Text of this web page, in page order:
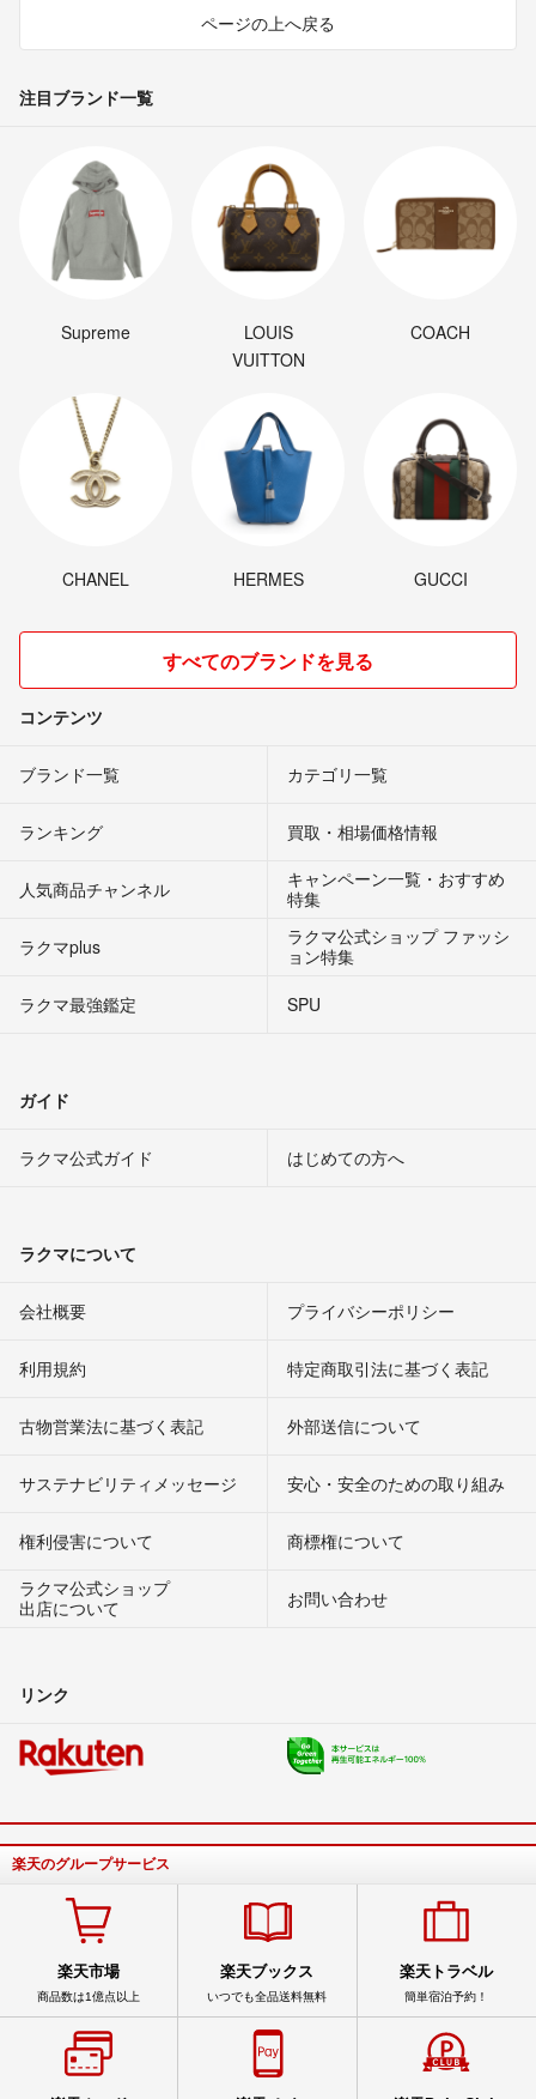
ページの上へ戻る
注目ブランド一覧
Supreme
LOUIS
VUITTON
COACH
CHANEL HERMES GUCCI
すべてのブランドを見る
コンテンツ
ブランド一覧 カテゴリ一覧
ランキング 買取・相場価格情報
人気商品チャンネル
キャンペーン一覧・おすすめ
特集
ラクマplus
ラクマ公式ショップ ファッシ
ョン特集
ラクマ最強鑑定
SPU
ガイド
ラクマ公式ガイド はじめての方へ
ラクマについて
会社概要 プライバシーポリシー
利用規約 特定商取引法に基づく表記
古物営業法に基づく表記 外部送信について
サステナビリティメッセージ 安心・安全のための取り組み
権利侵害について
商標権について
ラクマ公式ショップ
出店について
お問い合わせ
リンク
楽天のグループサービス
楽天市場
商品数は1億点以上
楽天ブックス
いつでも全品送料無料
楽天トラベル
簡単宿泊予約！